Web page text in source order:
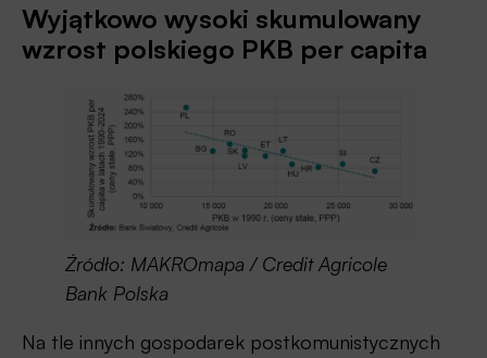
Wyjątkowo wysoki skumulowany
wzrost polskiego PKB per capita
Źródło: MAKROmapa / Credit Agricole
Bank Polska
Na tle innych gospodarek postkomunistycznych